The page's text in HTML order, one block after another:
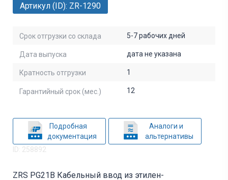
Артикул (ID): ZR-1290
Срок отгрузки со склада 5-7 рабочих дней
Дата выпуска дата не указана
Кратность отгрузки 1
Гарантийный срок (мес.) 12
Подробная
документация
Аналоги и
альтернативы
ID: 258892
ZRS PG21B Кабельный ввод из этилен-